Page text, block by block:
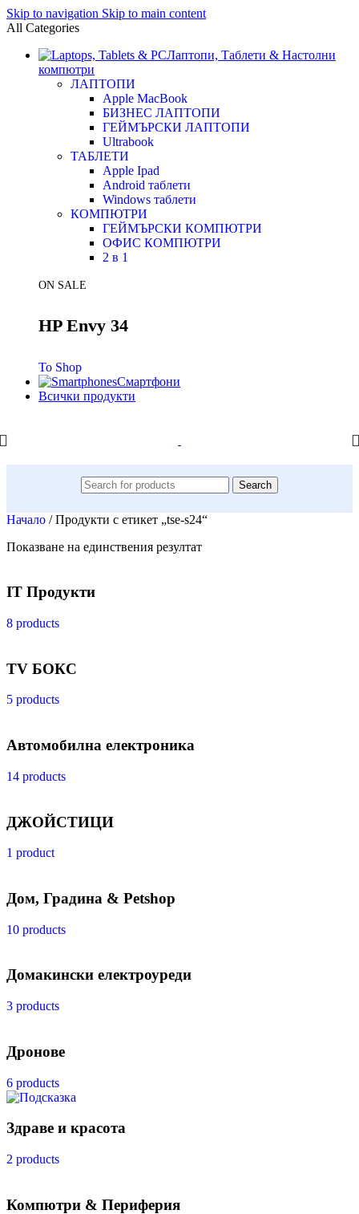
Skip to navigation Skip to main content
All Categories
Лаптопи, Таблети & Настолни
компютри
ЛАПТОПИ
Apple MacBook
БИЗНЕС ЛАПТОПИ
ГЕЙМЪРСКИ ЛАПТОПИ
Ultrabook
ТАБЛЕТИ
Apple Ipad
Android таблети
Windows таблети
КОМПЮТРИ
ГЕЙМЪРСКИ КОМПЮТРИ
ОФИС КОМПЮТРИ
2 в 1
ON SALE
HP Envy 34
To Shop
Смартфони
Всички продукти
Search
Начало / Продукти с етикет „tse-s24“
Показване на единствения резултат
IT Продукти
8 products
TV БОКС
5 products
Автомобилна електроника
14 products
ДЖОЙСТИЦИ
1 product
Дом, Градина & Petshop
10 products
Домакински електроуреди
3 products
Дронове
6 products
Здраве и красота
2 products
Компютри & Периферия